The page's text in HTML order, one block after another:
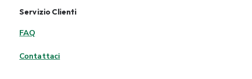
Servizio Clienti
FAQ
Contattaci